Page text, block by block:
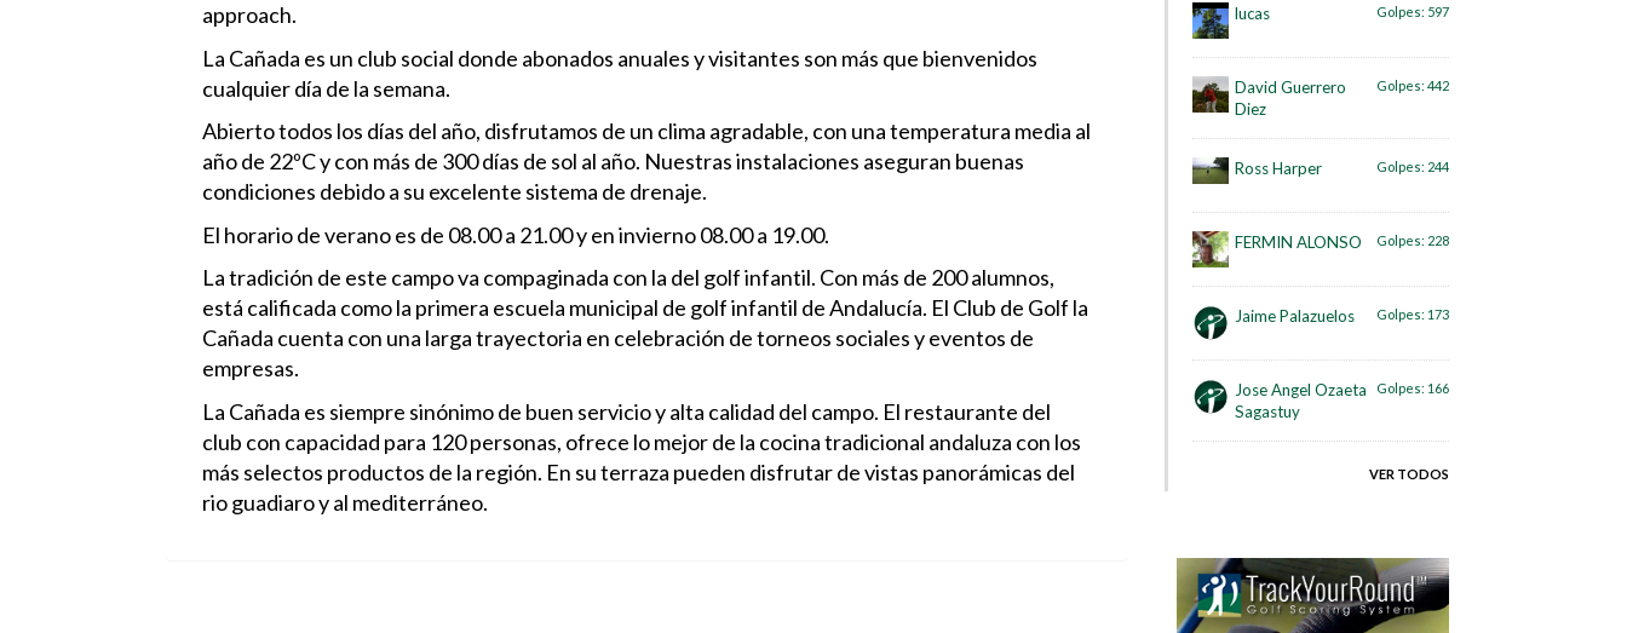
approach.
La Cañada es un club social donde abonados anuales y visitantes son más que bienvenidos
cualquier día de la semana.
Abierto todos los días del año, disfrutamos de un clima agradable, con una temperatura media al
año de 22ºC y con más de 300 días de sol al año. Nuestras instalaciones aseguran buenas
condiciones debido a su excelente sistema de drenaje.
El horario de verano es de 08.00 a 21.00 y en invierno 08.00 a 19.00.
La tradición de este campo va compaginada con la del golf infantil. Con más de 200 alumnos,
está calificada como la primera escuela municipal de golf infantil de Andalucía. El Club de Golf la
Cañada cuenta con una larga trayectoria en celebración de torneos sociales y eventos de
empresas.
La Cañada es siempre sinónimo de buen servicio y alta calidad del campo. El restaurante del
club con capacidad para 120 personas, ofrece lo mejor de la cocina tradicional andaluza con los
más selectos productos de la región. En su terraza pueden disfrutar de vistas panorámicas del
rio guadiaro y al mediterráneo.
lucas Golpes: 597
David Guerrero
Diez
Golpes: 442
Ross Harper Golpes: 244
FERMIN ALONSO Golpes: 228
Jaime Palazuelos Golpes: 173
Jose Angel Ozaeta
Sagastuy
Golpes: 166
VER TODOS